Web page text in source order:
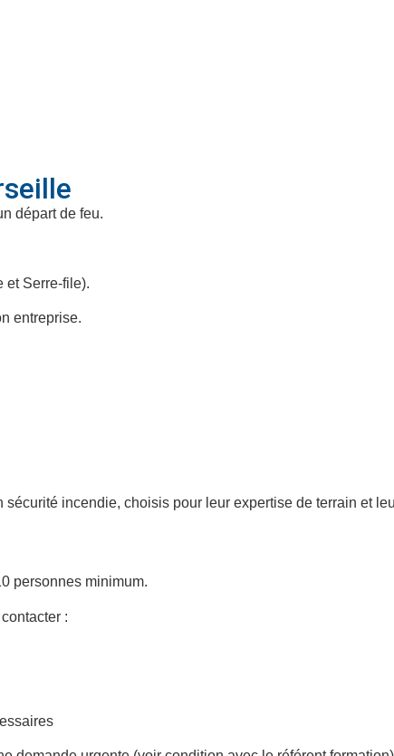
départ de feu.
et Serre-file).
entreprise.
incendie, choisis pour leur expertise de terrain et
personnes minimum.
: